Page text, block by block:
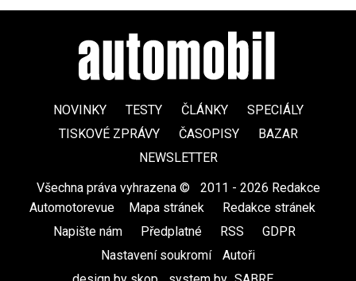
NOVINKY TESTY ČLÁNKY
SPECIÁLY
TISKOVÉ ZPRÁVY
ČASOPISY
BAZAR
NEWSLETTER
Všechna práva vyhrazena ©
2011 - 2026 Redakce
Automotorevue
Mapa stránek Redakce stránek
Napište nám
Předplatné RSS GDPR
Nastavení soukromí
Autoři